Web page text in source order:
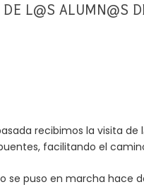
DE L@S ALUMN@S
recibimos la visita de
facilitando el camino
se puso en marcha hace